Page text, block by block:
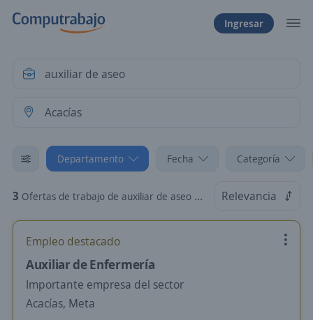
Ingresar
Departamento Fecha Categoría
3 Ofertas de trabajo de auxiliar de aseo en Acacías, Meta Relevancia
Empleo destacado
Auxiliar de Enfermería
Importante empresa del sector
Acacías, Meta